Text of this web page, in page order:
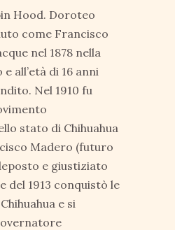
Hood. Doroteo
come Francisco
nel 1878 nella
all’età di 16 anni
Nel 1910 fu
stato di Chihuahua
Madero (futuro
e giustiziato
del 1913 conquistò le
e si